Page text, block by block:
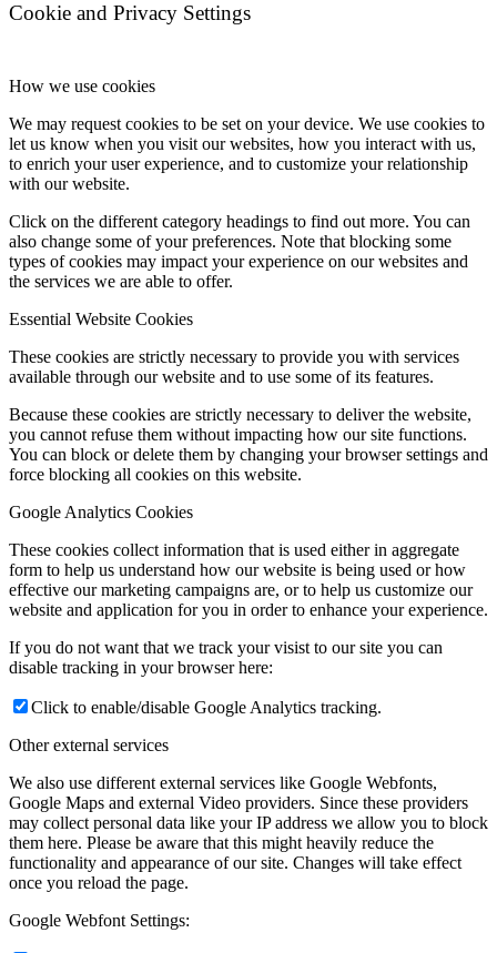
Cookie and Privacy Settings
How we use cookies
We may request cookies to be set on your device. We use cookies to
let us know when you visit our websites, how you interact with us,
to enrich your user experience, and to customize your relationship
with our website.
Click on the different category headings to find out more. You can
also change some of your preferences. Note that blocking some
types of cookies may impact your experience on our websites and
the services we are able to offer.
Essential Website Cookies
These cookies are strictly necessary to provide you with services
available through our website and to use some of its features.
Because these cookies are strictly necessary to deliver the website,
you cannot refuse them without impacting how our site functions.
You can block or delete them by changing your browser settings and
force blocking all cookies on this website.
Google Analytics Cookies
These cookies collect information that is used either in aggregate
form to help us understand how our website is being used or how
effective our marketing campaigns are, or to help us customize our
website and application for you in order to enhance your experience.
If you do not want that we track your visist to our site you can
disable tracking in your browser here:
Click to enable/disable Google Analytics tracking.
Other external services
We also use different external services like Google Webfonts,
Google Maps and external Video providers. Since these providers
may collect personal data like your IP address we allow you to block
them here. Please be aware that this might heavily reduce the
functionality and appearance of our site. Changes will take effect
once you reload the page.
Google Webfont Settings: